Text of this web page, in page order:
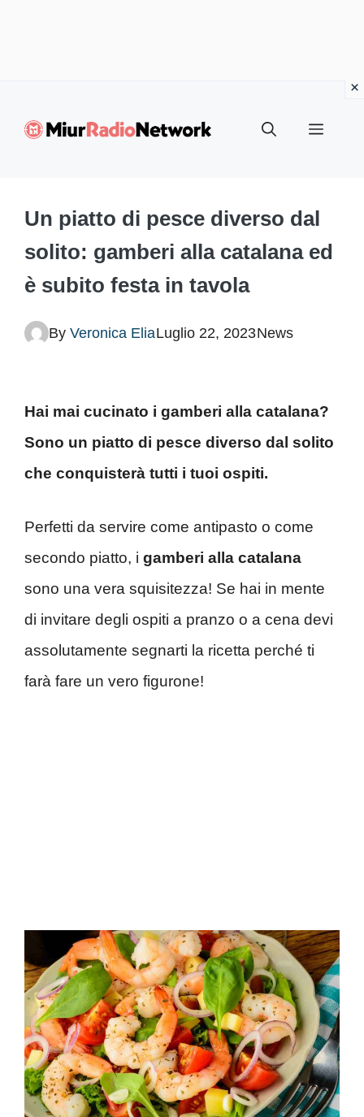
Menu
Un piatto di pesce diverso dal
solito: gamberi alla catalana ed
è subito festa in tavola
By Veronica EliaLuglio 22, 2023News
Hai mai cucinato i gamberi alla catalana?
Sono un piatto di pesce diverso dal solito
che conquisterà tutti i tuoi ospiti.
Perfetti da servire come antipasto o come
secondo piatto, i gamberi alla catalana
sono una vera squisitezza! Se hai in mente
di invitare degli ospiti a pranzo o a cena devi
assolutamente segnarti la ricetta perché ti
farà fare un vero figurone!